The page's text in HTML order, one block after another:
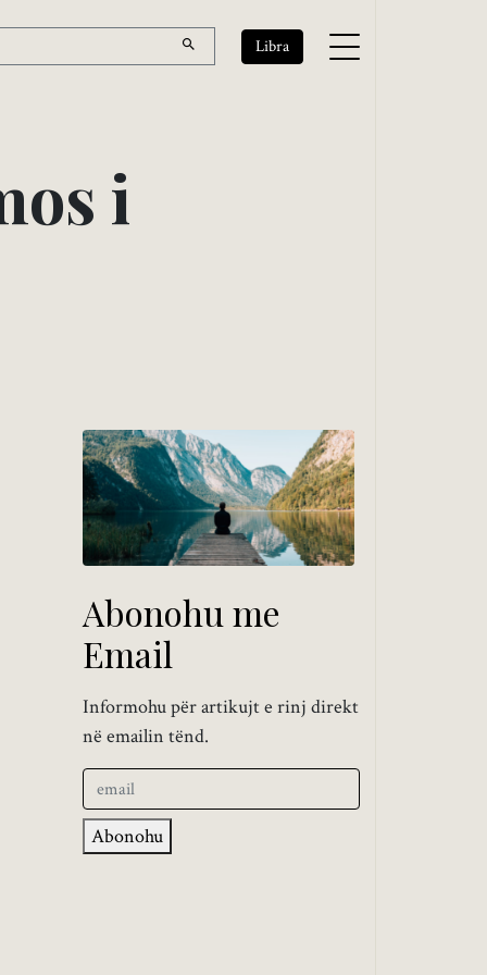
Libra
os i
Abonohu me
Email
Informohu për artikujt e rinj direkt
në emailin tënd.
Abonohu